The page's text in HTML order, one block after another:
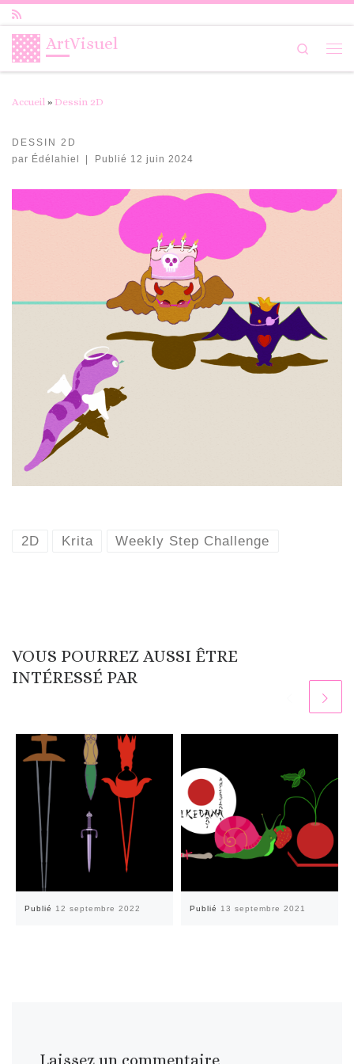
ArtVisuel
Search
Accueil » Dessin 2D
DESSIN 2D
par Édélahiel | Publié 12 juin 2024
2D Krita Weekly Step Challenge
VOUS POURREZ AUSSI ÊTRE
INTÉRESSÉ PAR
Publié 12 septembre 2022 Publié 13 septembre 2021
Laissez un commentaire